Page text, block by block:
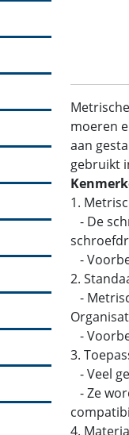
moeren
aan
gebruikt
1.
- De
-
2.
-
-
3.
- Veel
- Ze
4.